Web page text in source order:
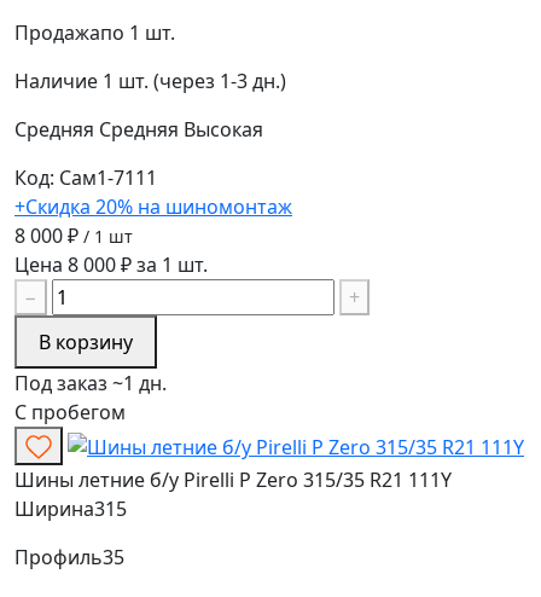
Продажапо 1 шт.
Наличие 1 шт. (через 1-3 дн.)
Средняя Средняя Высокая
Код: Сам1-7111
+Скидка 20% на шиномонтаж
8 000 ₽ / 1 шт
Цена 8 000 ₽ за 1 шт.
−
+
В корзину
Под заказ ~1 дн.
С пробегом
Шины летние б/у Pirelli P Zero 315/35 R21 111Y
Ширина315
Профиль35